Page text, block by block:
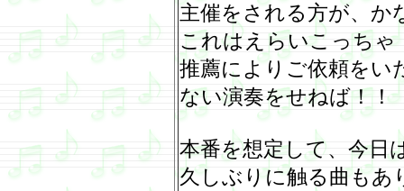
主催をされる方が、か
これはえらいこっちゃ
推薦によりご依頼をい
ない演奏をせねば！！
本番を想定して、今日
久しぶりに触る曲もあ